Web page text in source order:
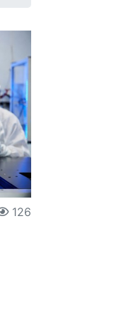
126